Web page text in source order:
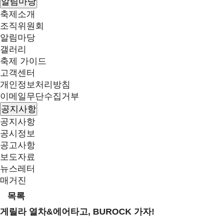
축제소개
조직위원회
알림마당
갤러리
축제 가이드
고객센터
개인정보처리방침
이메일무단수집거부
공지사항
공지사항
공시정보
공고사항
보도자료
뉴스레터
매거진
목록
게릴라 열차&에어타고, BUROCK 가자!